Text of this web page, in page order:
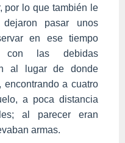
por lo que también le
pasar unos
en ese tiempo
con las debidas
al lugar de donde
encontrando a cuatro
a poca distancia
al parecer eran
armas.